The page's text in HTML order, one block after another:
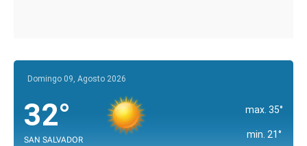
Domingo 09, Agosto 2026
32°
SAN SALVADOR
max. 35°
min. 21°